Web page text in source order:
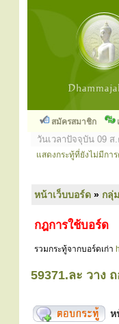
สมัครสมาชิก
วันเวลาปัจจุบัน 09 ส
แสดงกระทู้ที่ยังไม่มีกา
หน้าเว็บบอร์ด » กลุ่
กฎการใช้บอร์ด
รวมกระทู้จากบอร์ดเก่า
59371.ละ วาง
ห